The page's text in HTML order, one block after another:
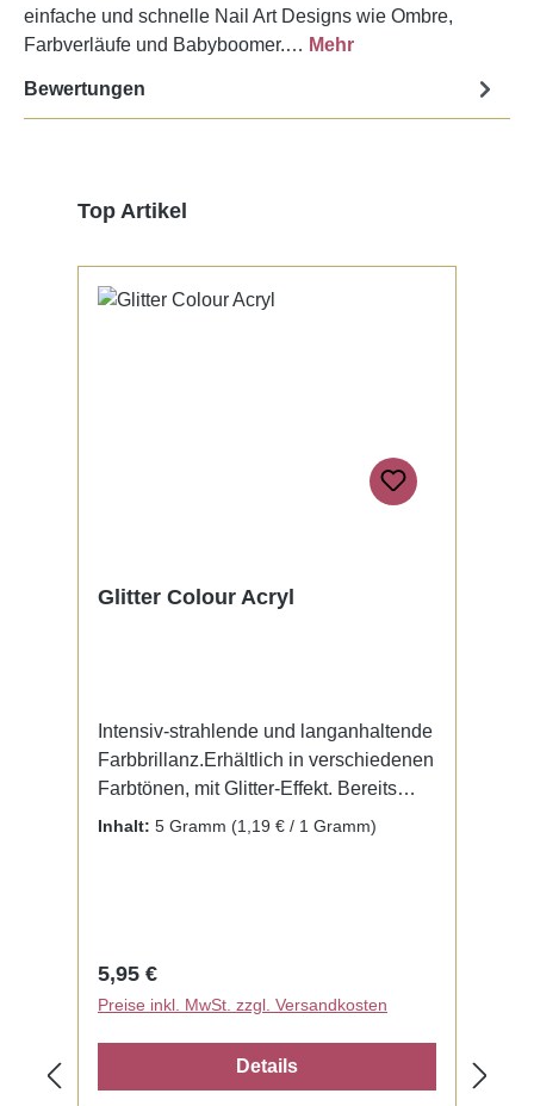
einfache und schnelle Nail Art Designs wie Ombre,
Farbverläufe und Babyboomer.… Mehr
Bewertungen
Produktgalerie überspringen
Top Artikel
Glitter Colour Acryl
Intensiv-strahlende und langanhaltende
Farbbrillanz.Erhältlich in verschiedenen
Farbtönen, mit Glitter-Effekt. Bereits
fertig zur Benutzung mit Liquid. Kein
Inhalt: 5 Gramm (1,19 € / 1 Gramm)
Regulärer Preis:
5,95 €
Preise inkl. MwSt. zzgl. Versandkosten
Details